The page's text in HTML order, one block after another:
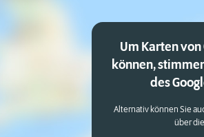
Um Karten von
können,
des
Alternativ können Sie
über